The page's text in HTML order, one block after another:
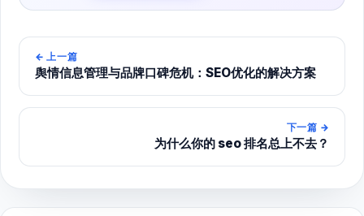
← 上一篇
舆情信息管理与品牌口碑危机：SEO优化的解决方案
下一篇 →
为什么你的 seo 排名总上不去？